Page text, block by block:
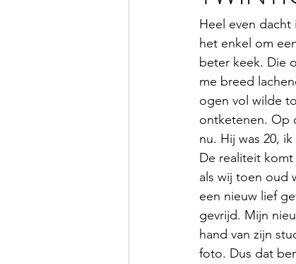
Heel even
het enkel om
beter keek. Die
me breed
ogen vol wilde
ontketenen. Op
nu. Hij was 20,
De realiteit komt
als wij toen oud
een nieuw lief
gevrijd. Mijn
hand van zijn
foto. Dus dat